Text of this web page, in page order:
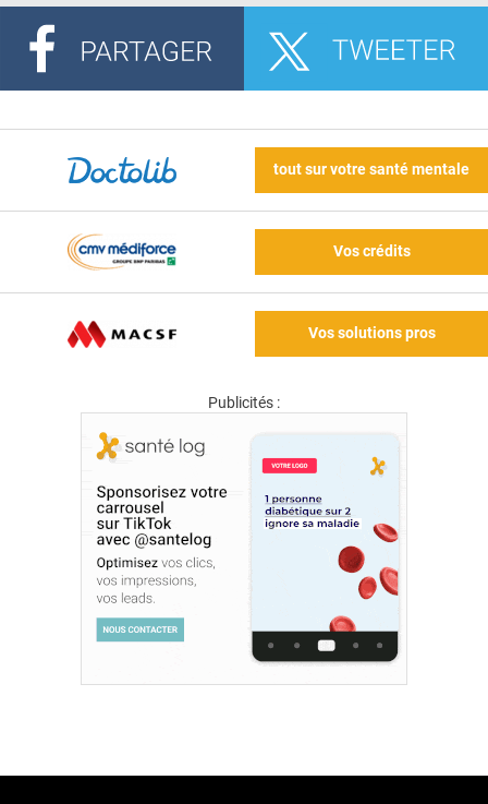
tout sur votre santé mentale
Vos crédits
Vos solutions pros
Publicités :